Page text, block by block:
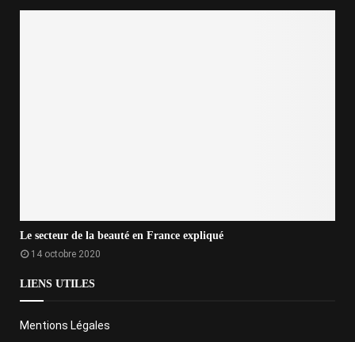
Le secteur de la beauté en France expliqué
14 octobre 2020
LIENS UTILES
Mentions Légales